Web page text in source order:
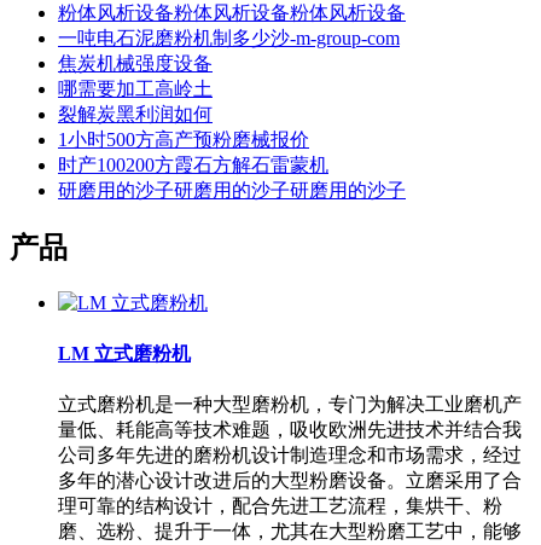
粉体风析设备粉体风析设备粉体风析设备
一吨电石泥磨粉机制多少沙-m-group-com
焦炭机械强度设备
哪需要加工高岭土
裂解炭黑利润如何
1小时500方高产预粉磨械报价
时产100200方霞石方解石雷蒙机
研磨用的沙子研磨用的沙子研磨用的沙子
产品
LM 立式磨粉机
立式磨粉机是一种大型磨粉机，专门为解决工业磨机产
量低、耗能高等技术难题，吸收欧洲先进技术并结合我
公司多年先进的磨粉机设计制造理念和市场需求，经过
多年的潜心设计改进后的大型粉磨设备。立磨采用了合
理可靠的结构设计，配合先进工艺流程，集烘干、粉
磨、选粉、提升于一体，尤其在大型粉磨工艺中，能够